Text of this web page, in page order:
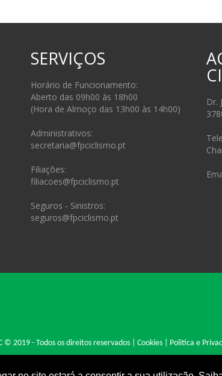
SERVIÇOS
Horário de Funcionamento:
Aberto das 09h00 às 18h00
(Hora de Almoço das 13h00 às 14h00)
Administrativos:
secretaria@fpciclismo.pt
Filiações:
filiacoes@fpciclismo.pt
Seguros - Sinistros:
seguros@fpciclismo.pt
Dr.
© 2019 - Todos os direitos reservados | Cookies| Politica e
Site desenvolvido por: Cyclopnet -